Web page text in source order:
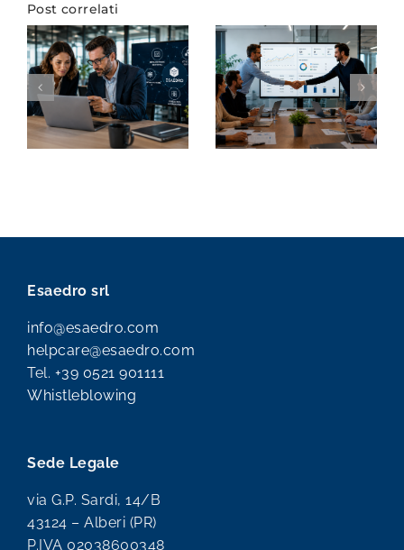
Post correlati
Esaedro e
Vicsam
Group: una
sinergia che
rafforza il
futuro
digitale delle
Esaedro
entra nel
Vicsam: una
nuova
energia per il
tuo business
Esaedro srl
info@esaedro.com
helpcare@esaedro.com
Tel. +39 0521 901111
Whistleblowing
Sede Legale
via G.P. Sardi, 14/B
43124 – Alberi (PR)
P.IVA 02038600348